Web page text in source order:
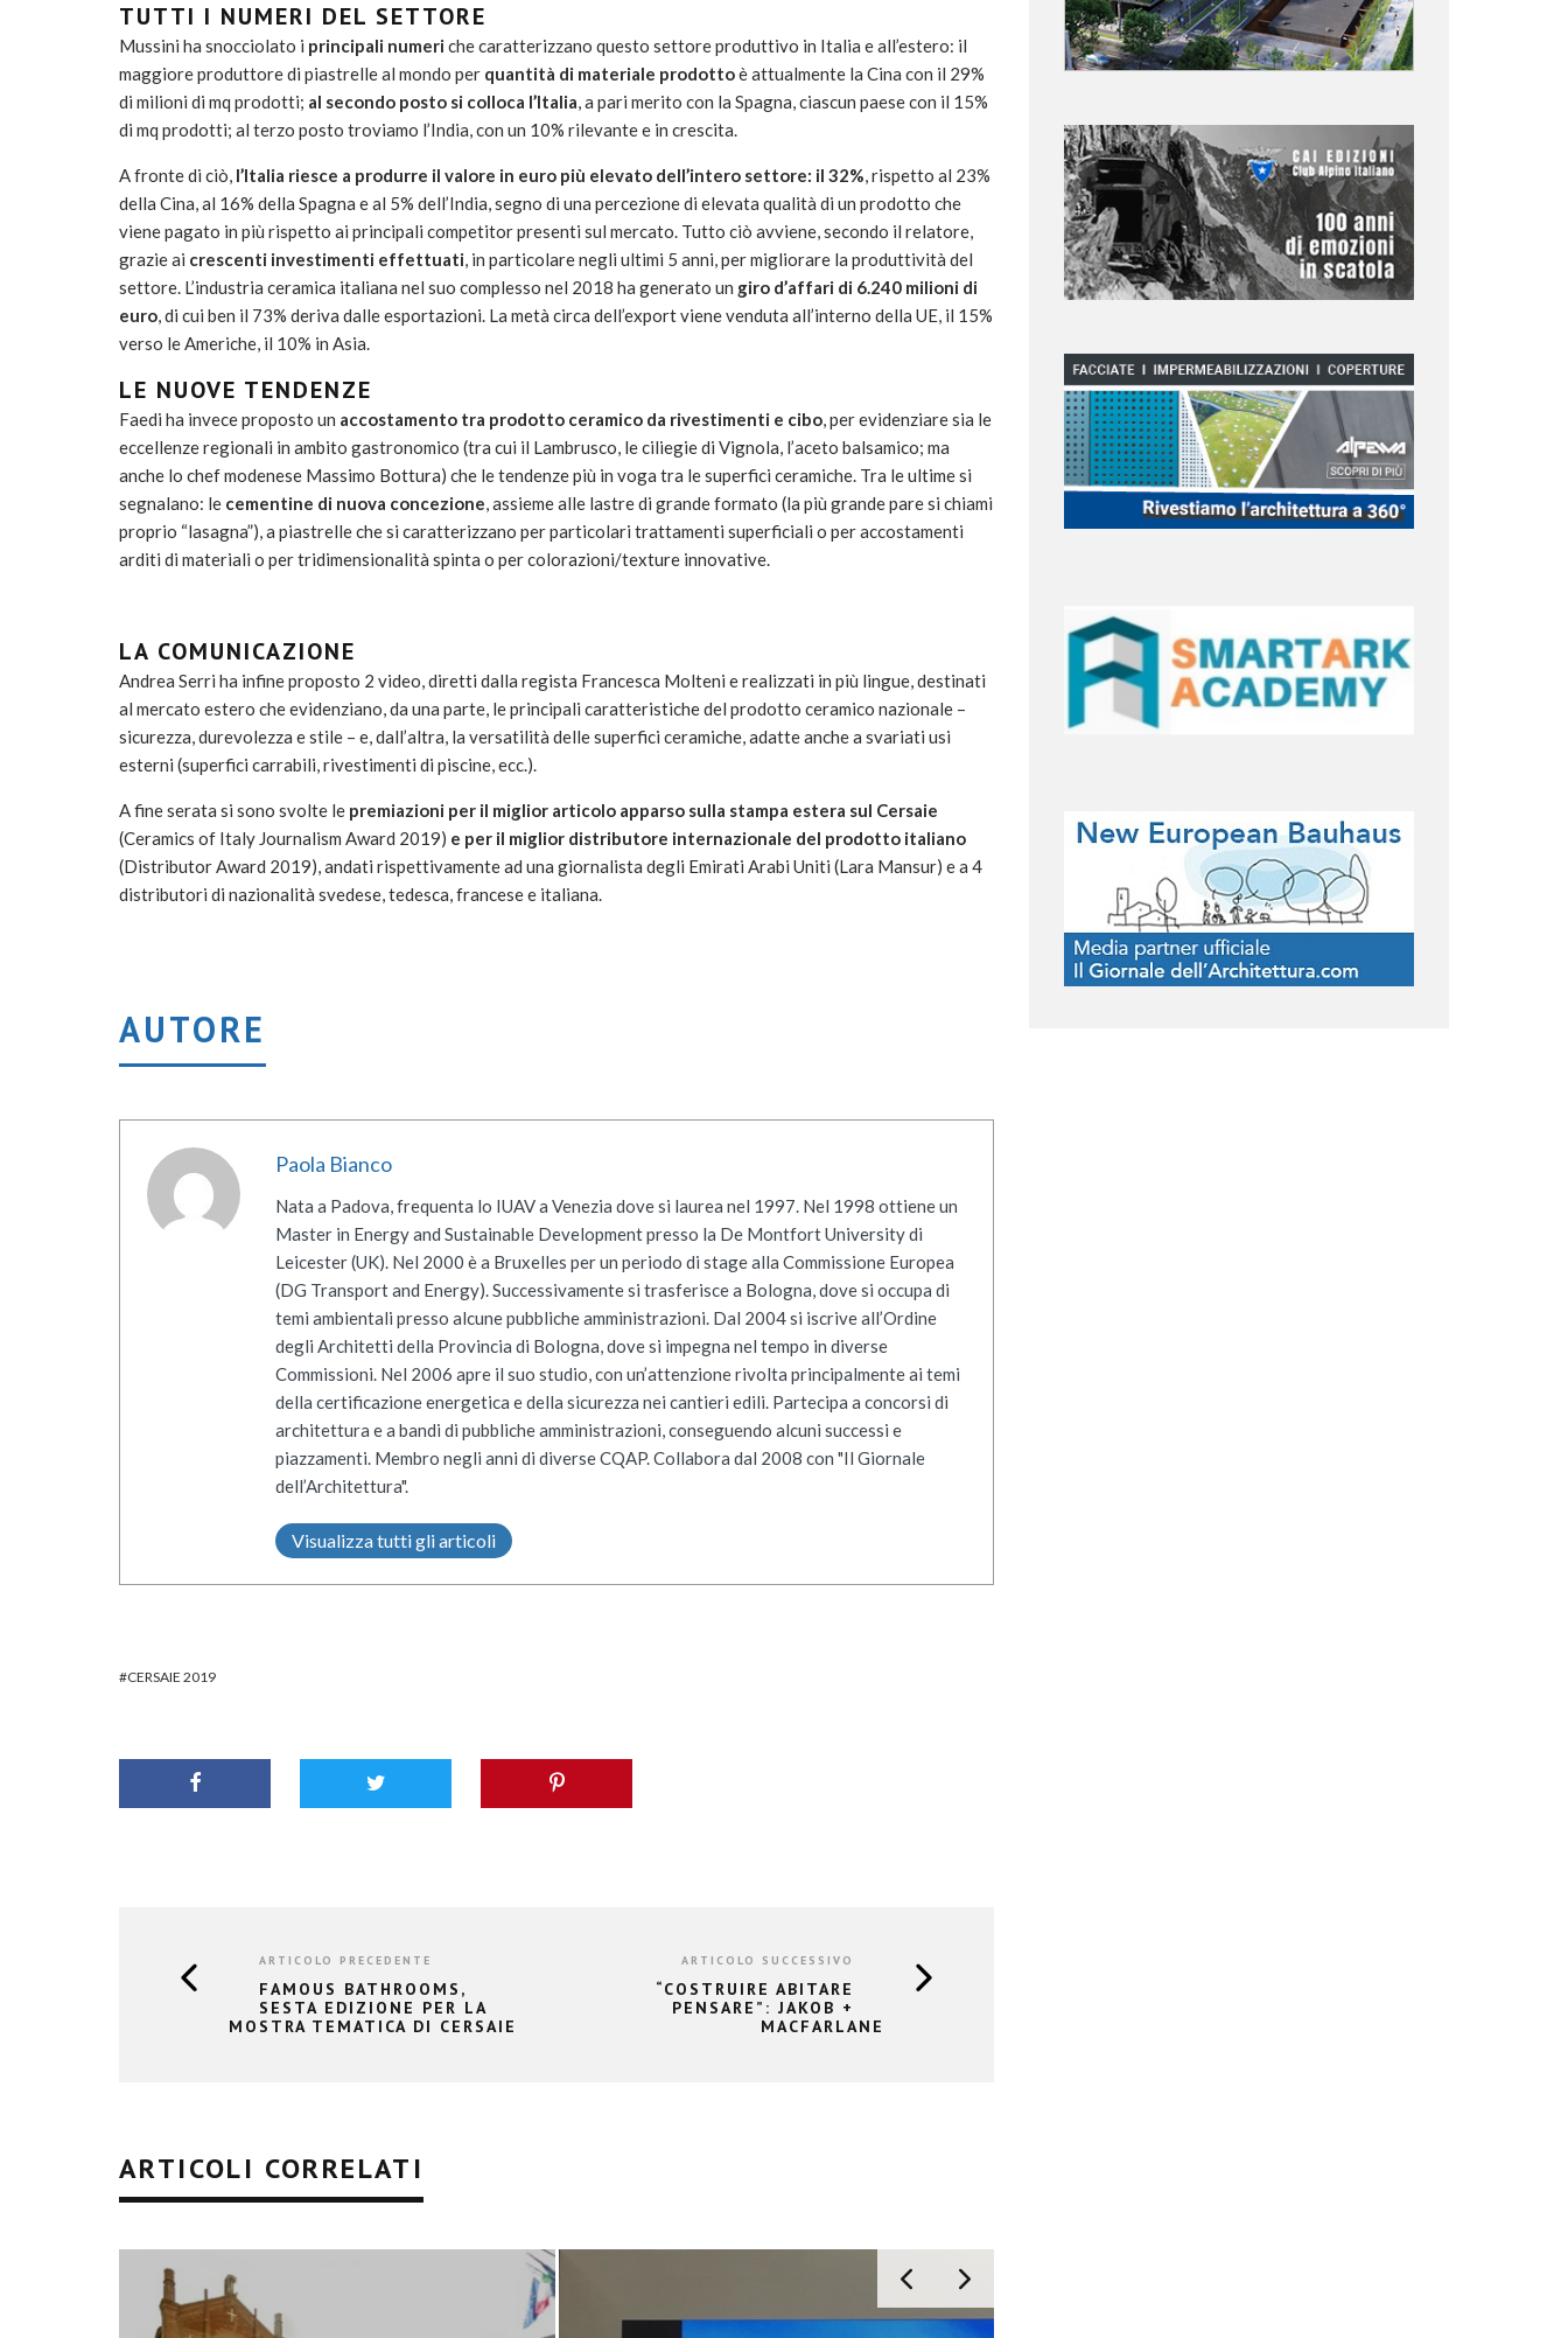
TUTTI I NUMERI DEL SETTORE
Mussini ha snocciolato i principali numeri che caratterizzano questo settore produttivo in Italia e all’estero: il
maggiore produttore di piastrelle al mondo per quantità di materiale prodottoè attualmente la Cina con il 29%
di milioni di mq prodotti; al secondo posto si colloca l’Italia, a pari merito con la Spagna, ciascun paese con il 15%
di mq prodotti; al terzo posto troviamo l’India, con un 10% rilevante e in crescita.
A fronte di ciò, l’Italia riesce a produrre il valore in euro più elevato dell’intero settore: il 32%, rispetto al 23%
della Cina, al 16% della Spagna e al 5% dell’India, segno di una percezione di elevata qualità di un prodotto che
viene pagato in più rispetto ai principali competitor presenti sul mercato. Tutto ciò avviene, secondo il relatore,
grazie ai crescenti investimenti effettuati, in particolare negli ultimi 5 anni, per migliorare la produttività del
settore. L’industria ceramica italiana nel suo complesso nel 2018 ha generato un giro d’affari di 6.240 milioni di
euro, di cui ben il 73% deriva dalle esportazioni. La metà circa dell’export viene venduta all’interno della UE, il 15%
verso le Americhe, il 10% in Asia.
LE NUOVE TENDENZE
Faedi ha invece proposto un accostamento tra prodotto ceramico da rivestimenti e cibo, per evidenziare sia le
eccellenze regionali in ambito gastronomico (tra cui il Lambrusco, le ciliegie di Vignola, l’aceto balsamico; ma
anche lo chef modenese Massimo Bottura) che le tendenze più in voga tra le superfici ceramiche. Tra le ultime si
segnalano: le cementine di nuova concezione, assieme alle lastre di grande formato (la più grande pare si chiami
proprio “lasagna”), a piastrelle che si caratterizzano per particolari trattamenti superficiali o per accostamenti
arditi di materiali o per tridimensionalità spinta o per colorazioni/texture innovative.
LA COMUNICAZIONE
Andrea Serri ha infine proposto 2 video, diretti dalla regista Francesca Molteni e realizzati in più lingue, destinati
al mercato estero che evidenziano, da una parte, le principali caratteristiche del prodotto ceramico nazionale –
sicurezza, durevolezza e stile – e, dall’altra, la versatilità delle superfici ceramiche, adatte anche a svariati usi
esterni (superfici carrabili, rivestimenti di piscine, ecc.).
A fine serata si sono svolte le premiazioni per il miglior articolo apparso sulla stampa estera sul Cersaie
(Ceramics of Italy Journalism Award 2019) e per il miglior distributore internazionale del prodotto italiano
(Distributor Award 2019), andati rispettivamente ad una giornalista degli Emirati Arabi Uniti (Lara Mansur) e a 4
distributori di nazionalità svedese, tedesca, francese e italiana.
AUTORE
Paola Bianco
Nata a Padova, frequenta lo IUAV a Venezia dove si laurea nel 1997. Nel 1998 ottiene un
Master in Energy and Sustainable Development presso la De Montfort University di
Leicester (UK). Nel 2000 è a Bruxelles per un periodo di stage alla Commissione Europea
(DG Transport and Energy). Successivamente si trasferisce a Bologna, dove si occupa di
temi ambientali presso alcune pubbliche amministrazioni. Dal 2004 si iscrive all’Ordine
degli Architetti della Provincia di Bologna, dove si impegna nel tempo in diverse
Commissioni. Nel 2006 apre il suo studio, con un’attenzione rivolta principalmente ai temi
della certificazione energetica e della sicurezza nei cantieri edili. Partecipa a concorsi di
architettura e a bandi di pubbliche amministrazioni, conseguendo alcuni successi e
piazzamenti. Membro negli anni di diverse CQAP. Collabora dal 2008 con "Il Giornale
dell’Architettura".
Visualizza tutti gli articoli
CERSAIE 2019
ARTICOLO PRECEDENTE
FAMOUS BATHROOMS,
SESTA EDIZIONE PER LA
MOSTRA TEMATICA DI CERSAIE
ARTICOLO SUCCESSIVO
“COSTRUIRE ABITARE
PENSARE”: JAKOB +
MACFARLANE
ARTICOLI CORRELATI